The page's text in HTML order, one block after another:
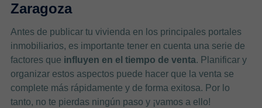
Zaragoza
Antes de publicar tu vivienda en los principales portales
inmobiliarios, es importante tener en cuenta una serie de
factores que influyen en el tiempo de venta. Planificar y
organizar estos aspectos puede hacer que la venta se
complete más rápidamente y de forma exitosa. Por lo
tanto, no te pierdas ningún paso y ¡vamos a ello!